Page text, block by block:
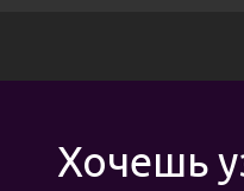
Хочешь